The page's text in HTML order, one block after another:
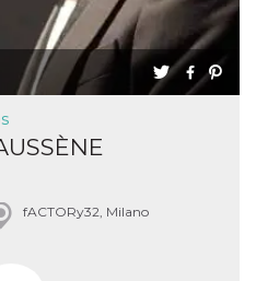
fACTORy32, Milano